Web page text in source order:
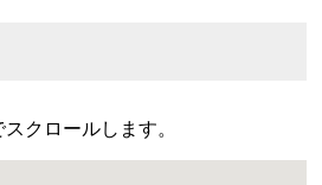
クロールします。